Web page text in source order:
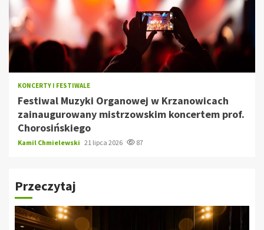
KONCERTY I FESTIWALE
Festiwal Muzyki Organowej w Krzanowicach
zainaugurowany mistrzowskim koncertem prof.
Chorosińskiego
Kamil Chmielewski 21 lipca 2026 87
Przeczytaj